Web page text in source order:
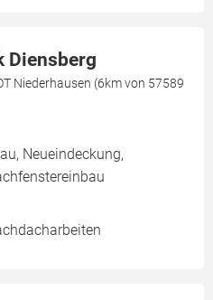
Diensberg
Niederhausen (6km von 57589
Neueindeckung,